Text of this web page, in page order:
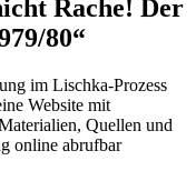
Rache! Der
80“
im Lischka-Prozess
Website mit
Quellen und
online abrufbar